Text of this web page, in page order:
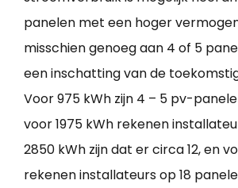
panelen met een hoger
misschien genoeg aan 4 of 5
een inschatting van de
Voor 975 kWh zijn 4 – 5 pv-
voor 1975 kWh rekenen
2850 kWh zijn dat er circa 12, en
rekenen installateurs op 18